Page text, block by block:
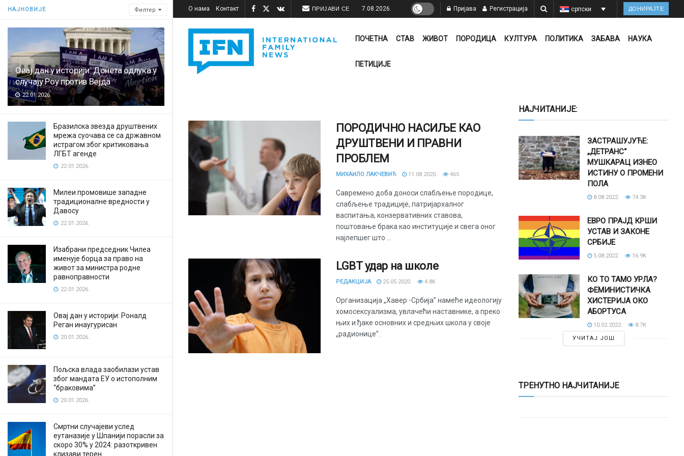
НАЈНОВИЈЕ Филтер
Овај дан у историји: Донета одлука у
случају Роу против Вејда
22.01.2026.
Бразилска звезда друштвених
мрежа суочава се са државном
истрагом због критиковања
ЛГБТ агенде
22.01.2026.
Милеи промовише западне
традиционалне вредности у
Давосу
22.01.2026.
Изабрани председник Чилеа
именује борца за право на
живот за министра родне
равноправности
22.01.2026.
Овај дан у историји: Роналд
Реган инаугурисан
20.01.2026.
Пољска влада заобилази устав
због мандата ЕУ о истополним
“браковима”
20.01.2026.
Смртни случајеви услед
еутаназије у Шпанији порасли за
скоро 30% у 2024: разоткривен
клизави терен
О нама Контакт ПРИЈАВИ СЕ 7.08.2026. Пријава Регистрација српски ДОНИРАЈТЕ
ПОЧЕТНА СТАВ ЖИВОТ ПОРОДИЦА КУЛТУРА ПОЛИТИКА ЗАБАВА НАУКА
ПЕТИЦИЈЕ
ПОРОДИЧНО НАСИЉЕ КАО
ДРУШТВЕНИ И ПРАВНИ
ПРОБЛЕМ
МИХАИЛО ЛАКЧЕВИЋ 11.08.2020. 465
Савремено доба доноси слабљење породице,
слабљење традиције, патријархалног
васпитања, конзервативних ставова,
поштовање брака као институције и свега оног
најлепшег што ...
LGBT удар на школе
РЕДАКЦИЈА 25.05.2020. 4.8K
Организација „Хавер -Србија” намеће идеологију
хомосексуализма, увлачећи наставнике, а преко
њих и ђаке основних и средњих школа у своје
„радионице”.
НАЈЧИТАНИЈЕ:
ЗАСТРАШУЈУЋЕ:
„ДЕТРАНС“
МУШКАРАЦ ИЗНЕО
ИСТИНУ О ПРОМЕНИ
ПОЛА
8.08.2022. 74.3K
ЕВРО ПРАЈД КРШИ
УСТАВ И ЗАКОНЕ
СРБИЈЕ
5.08.2022. 16.9K
КО ТО ТАМО УРЛА?
ФЕМИНИСТИЧКА
ХИСТЕРИЈА ОКО
АБОРТУСА
10.02.2022.
8.7K
УЧИТАЈ ЈОШ
ТРЕНУТНО НАЈЧИТАНИЈЕ